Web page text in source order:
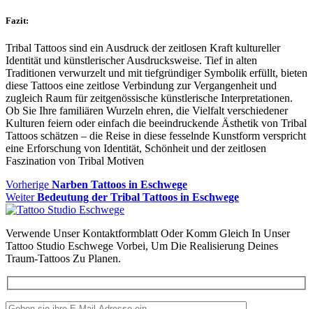
Fazit:
Tribal Tattoos sind ein Ausdruck der zeitlosen Kraft kultureller
Identität und künstlerischer Ausdrucksweise. Tief in alten
Traditionen verwurzelt und mit tiefgründiger Symbolik erfüllt, bieten
diese Tattoos eine zeitlose Verbindung zur Vergangenheit und
zugleich Raum für zeitgenössische künstlerische Interpretationen.
Ob Sie Ihre familiären Wurzeln ehren, die Vielfalt verschiedener
Kulturen feiern oder einfach die beeindruckende Ästhetik von Tribal
Tattoos schätzen – die Reise in diese fesselnde Kunstform verspricht
eine Erforschung von Identität, Schönheit und der zeitlosen
Faszination von Tribal Motiven
Beitragsnavigation
Vorherige Vorheriger
Beitrag
Narben Tattoos in Eschwege
Weiter Nächster
Beitrag:
Bedeutung der Tribal Tattoos in Eschwege
Verwende Unser Kontaktformblatt Oder Komm Gleich In Unser
Tattoo Studio Eschwege Vorbei, Um Die Realisierung Deines
Traum-Tattoos Zu Planen.